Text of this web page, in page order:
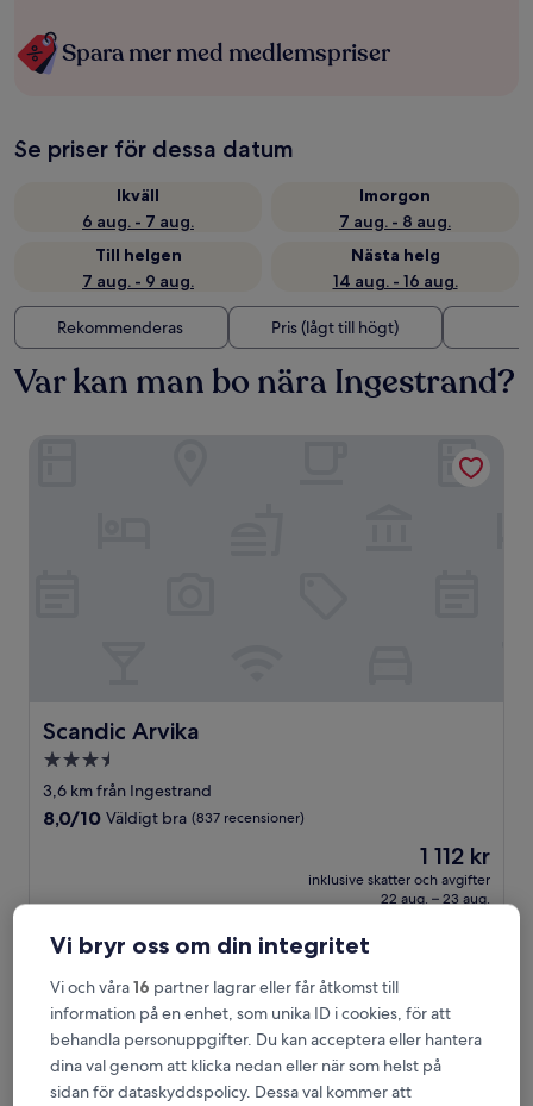
Spara mer med medlemspriser
Se priser för dessa datum
Ikväll
6 aug. - 7 aug.
Imorgon
7 aug. - 8 aug.
Till helgen
7 aug. - 9 aug.
Nästa helg
14 aug. - 16 aug.
Rekommenderas Pris (lågt till högt)
Var kan man bo nära Ingestrand?
Scandic Arvika
Scandic Arvika
3.5-
stjärnigt
boende
3,6 km från Ingestrand
8.0
bra,
8,0/10 Väldigt bra (837 recensioner)
Priset
är
1 112 kr
1 112 kr
inklusive skatter och avgifter
22 aug. – 23 aug.
Home Hotel Bristol
Vi bryr oss om din integritet
Vi och våra16 partner lagrar eller får åtkomst till
information på en enhet, som unika ID i cookies, för att
behandla personuppgifter. Du kan acceptera eller hantera
dina val genom att klicka nedan eller när som helst på
sidan för dataskyddspolicy. Dessa val kommer att